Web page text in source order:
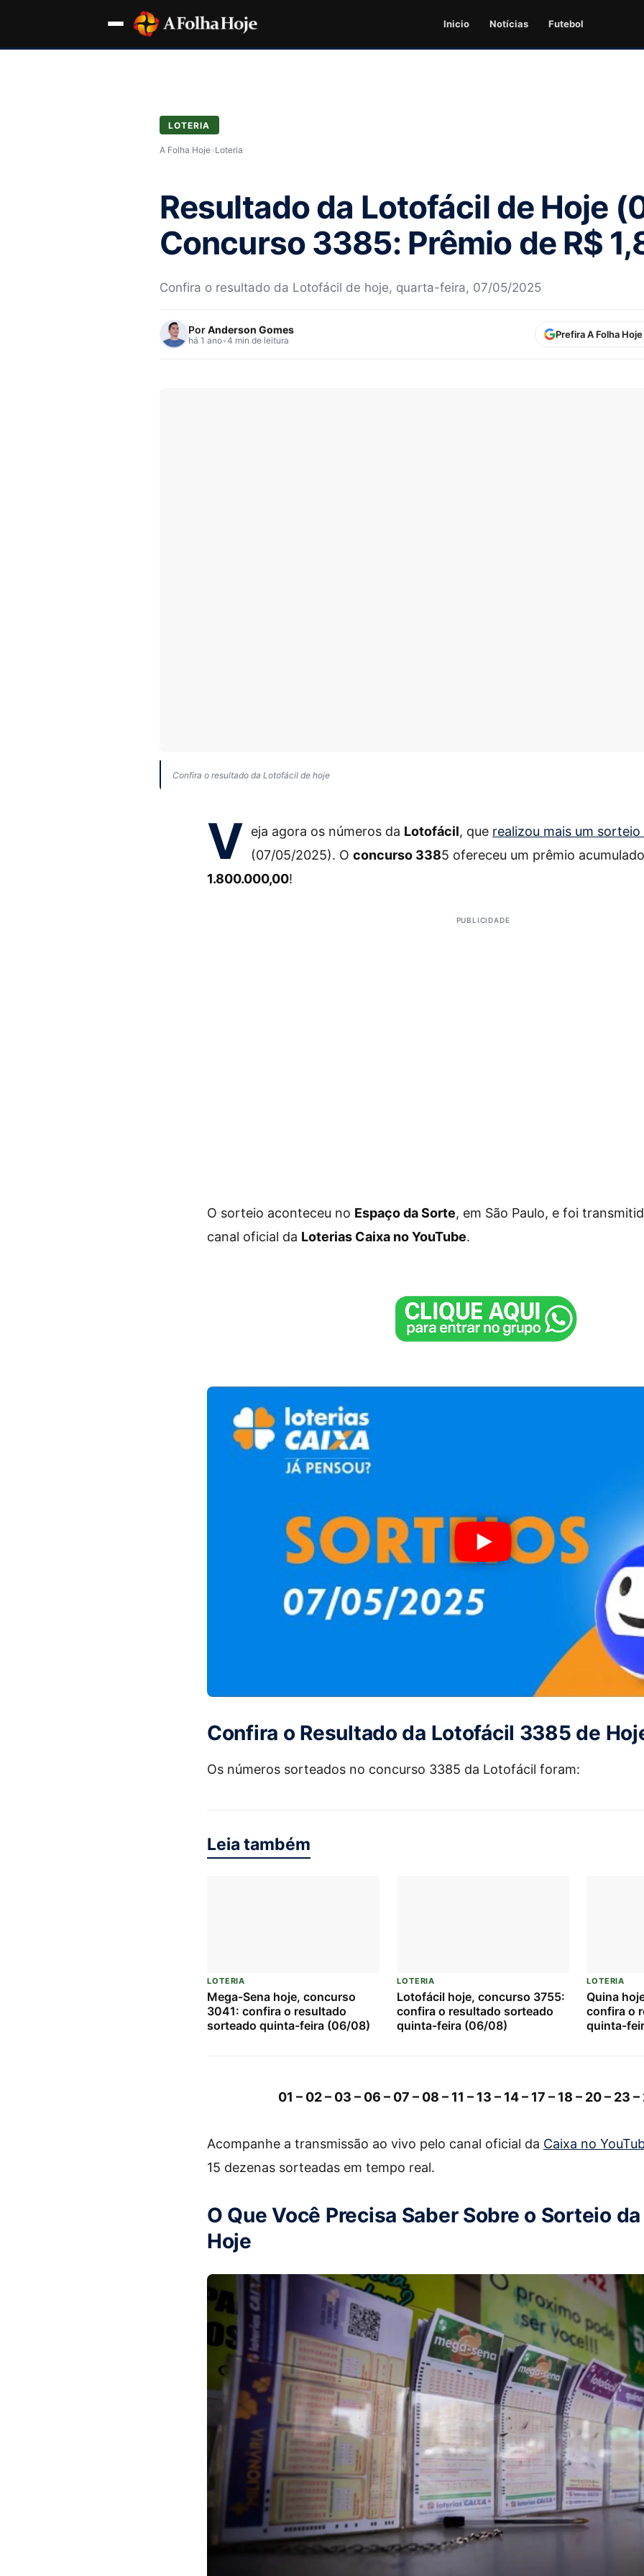
Inicio Notícias Futebol
LOTERIA
A Folha Hoje› Loteria
Resultado da Lotofácil de Hoje
Concurso 3385: Prêmio de R$
Confira o resultado da Lotofácil de hoje, quarta-feira, 07/05/2025
PorAnderson Gomes
há 1 ano•4 min de leitura
Prefira A Folha
Confira o resultado da Lotofácil de hoje
V eja agora os números da Lotofácil, que realizou mais um
(07/05/2025). O concurso 3385 ofereceu um prêmio
1.800.000,00!
PUBLICIDADE
O sorteio aconteceu no Espaço da Sorte, em São Paulo, e foi
canal oficial da Loterias Caixa no YouTube.
Confira o Resultado da Lotofácil 3385 de
Os números sorteados no concurso 3385 da Lotofácil foram:
Leia também
LOTERIA
Mega-Sena hoje, concurso
3041: confira o resultado
sorteado quinta-feira (06/08)
LOTERIA
Lotofácil hoje, concurso 3755:
confira o resultado sorteado
quinta-feira (06/08)
LOTERIA
Quina
confira o
quinta-
01 – 02 – 03 – 06 – 07 – 08 – 11 – 13 – 14 – 17 – 18 – 20 – 23
Acompanhe a transmissão ao vivo pelo canal oficial da Caixa no
15 dezenas sorteadas em tempo real.
O Que Você Precisa Saber Sobre o Sorteio
Hoje